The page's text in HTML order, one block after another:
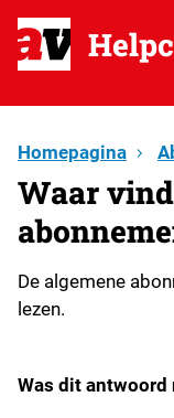
Homepagina
Waar
De algemene
lezen.
Was dit antwoord